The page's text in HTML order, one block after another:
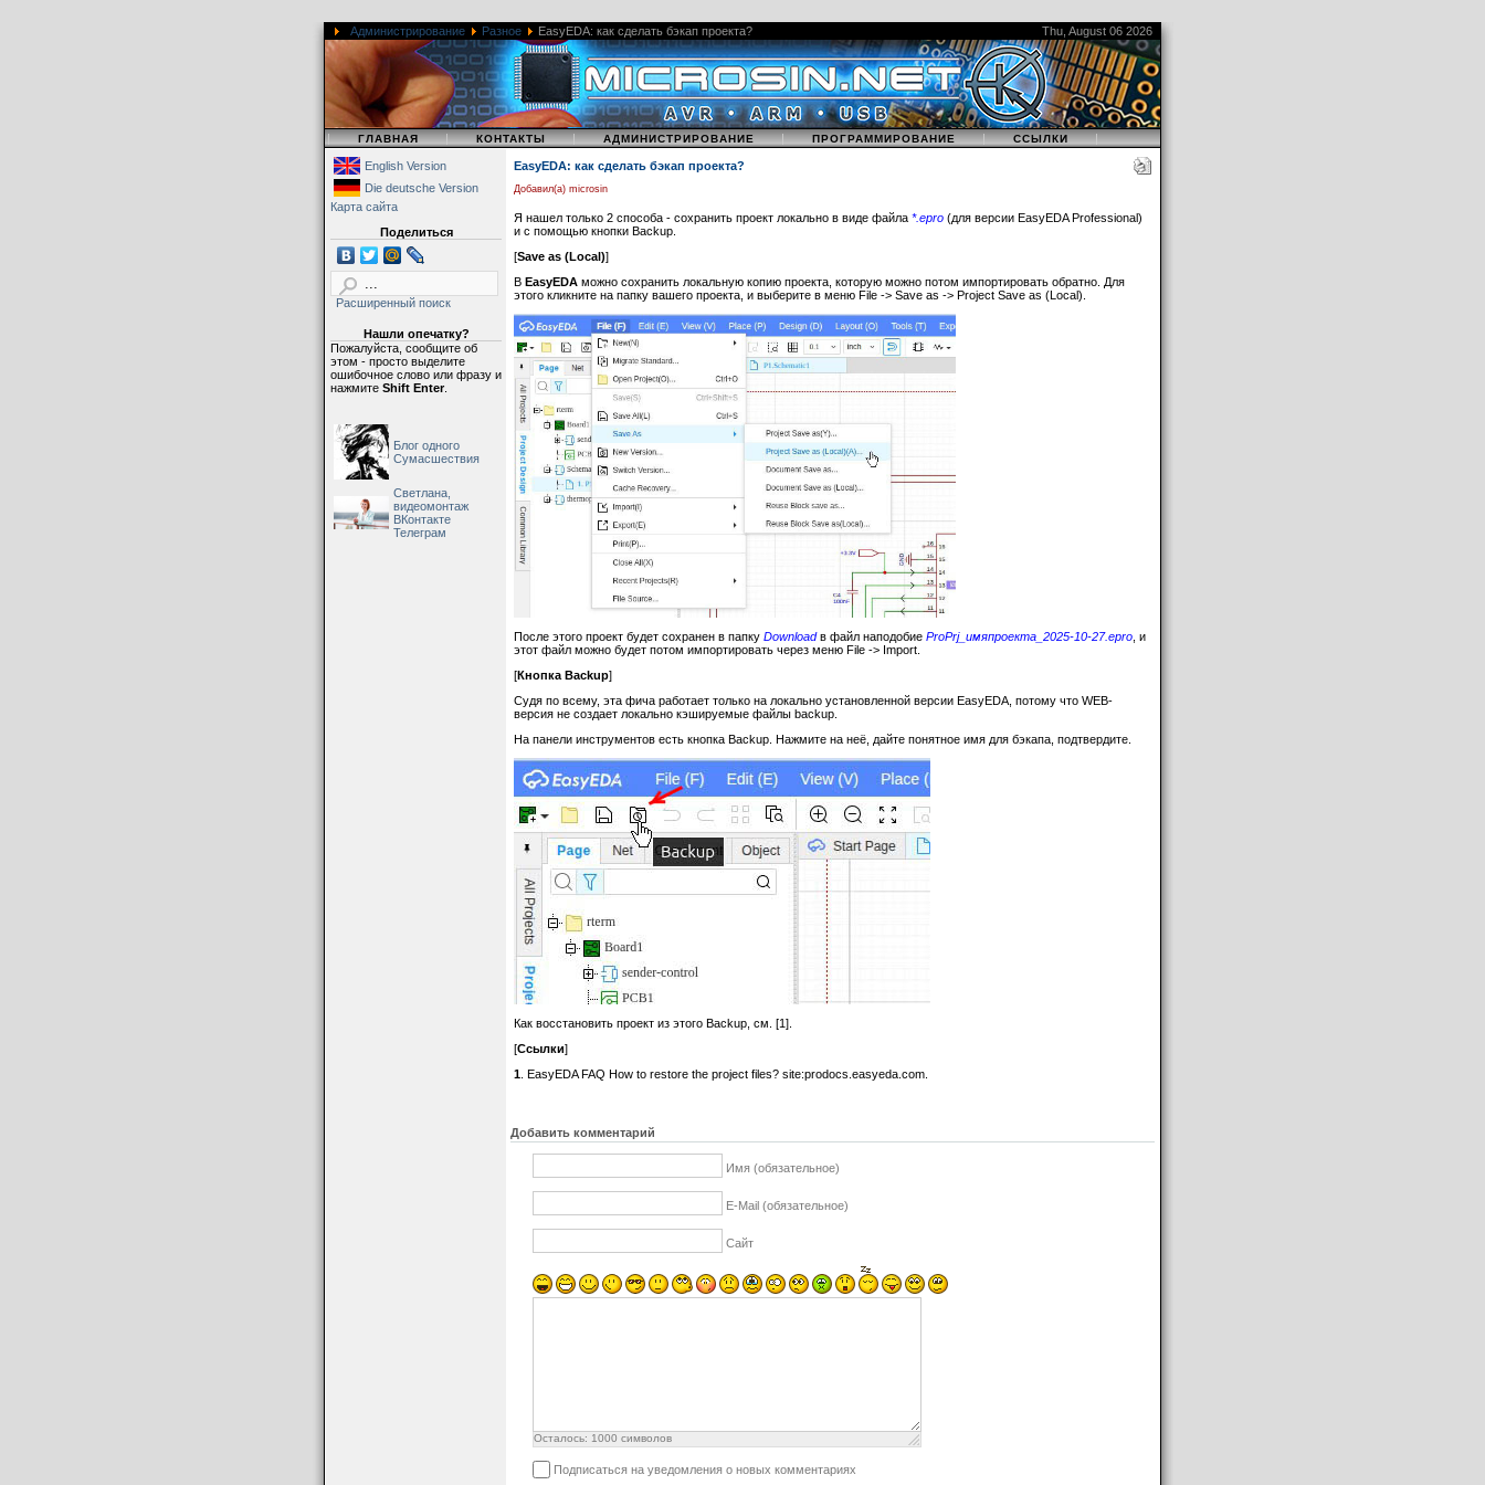
Администрирование Разное EasyEDA: как сделать бэкап проекта? Thu, August 06 2026
| ГЛАВНАЯ | КОНТАКТЫ | АДМИНИСТРИРОВАНИЕ | ПРОГРАММИРОВАНИЕ | ССЫЛКИ |
English Version
Die deutsche Version
Карта сайта
Поделиться
Расширенный поиск
Нашли опечатку?
Пожалуйста, сообщите об
этом - просто выделите
ошибочное слово или фразу и
нажмите Shift Enter.
Блог одного
Сумасшествия
Светлана,
видеомонтаж
ВКонтакте
Телеграм
EasyEDA: как сделать бэкап проекта?
Добавил(а) microsin
Я нашел только 2 способа - сохранить проект локально в виде файла *.epro (для версии EasyEDA Professional)
и с помощью кнопки Backup.
[Save as (Local)]
В EasyEDA можно сохранить локальную копию проекта, которую можно потом импортировать обратно. Для
этого кликните на папку вашего проекта, и выберите в меню File -> Save as -> Project Save as (Local).
После этого проект будет сохранен в папку Downloadв файл наподобие ProPrj_имяпроекта_2025-10-27.epro , и
этот файл можно будет потом импортировать через меню File -> Import.
[Кнопка Backup]
Судя по всему, эта фича работает только на локально установленной версии EasyEDA, потому что WEB-
версия не создает локально кэшируемые файлы backup.
На панели инструментов есть кнопка Backup. Нажмите на неё, дайте понятное имя для бэкапа, подтвердите.
Как восстановить проект из этого Backup, см. [1].
[Ссылки]
1 . EasyEDA FAQ How to restore the project files? site:prodocs.easyeda.com.
Добавить комментарий
Имя (обязательное)
E-Mail (обязательное)
Сайт
Осталось: 1000 символов
Подписаться на уведомления о новых комментариях